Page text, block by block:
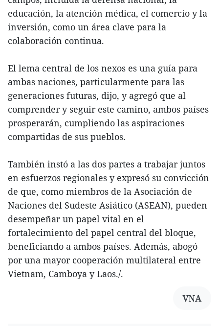
educación, la atención médica, el comercio y la
inversión, como un área clave para la
colaboración continua.
El lema central de los nexos es una guía para
ambas naciones, particularmente para las
generaciones futuras, dijo, y agregó que al
comprender y seguir este camino, ambos países
prosperarán, cumpliendo las aspiraciones
compartidas de sus pueblos.
También instó a las dos partes a trabajar juntos
en esfuerzos regionales y expresó su convicción
de que, como miembros de la Asociación de
Naciones del Sudeste Asiático (ASEAN), pueden
desempeñar un papel vital en el
fortalecimiento del papel central del bloque,
beneficiando a ambos países. Además, abogó
por una mayor cooperación multilateral entre
Vietnam, Camboya y Laos./.
VNA